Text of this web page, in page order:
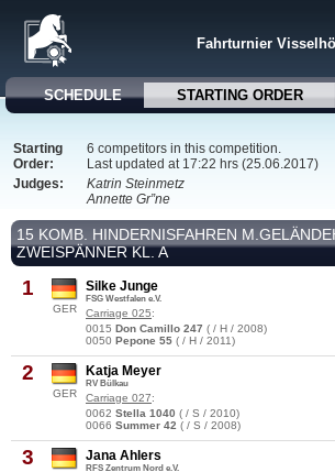
Fahrturnier
SCHEDULE STARTING ORDER
Starting
Order:
6 competitors in this competition.
Last updated at 17:22 hrs (25.06.2017)
Judges:
Katrin Steinmetz
Annette Gr”ne
15 KOMB. HINDERNISFAHREN
ZWEISPÄNNER KL. A
1
GER
Silke Junge
FSG Westfalen e.V.
Carriage 025:
0015 Don Camillo 247 ( / H / 2008)
0050 Pepone 55 ( / H / 2011)
2
GER
Katja Meyer
RV Bülkau
Carriage 027:
0062 Stella 1040 ( / S / 2010)
0066 Summer 42 ( / S / 2008)
3 Jana Ahlers
RFS Zentrum Nord e.V.